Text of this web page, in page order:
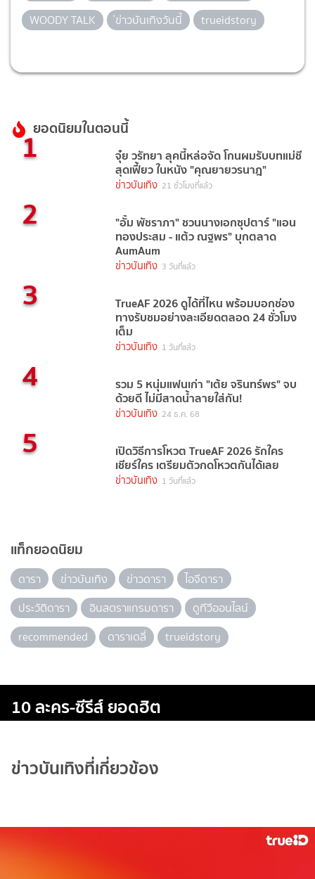
WOODY TALK
่ข่าวบันเทิงวันนี้ trueidstory
ยอดนิยมในตอนนี้
1 จุ๋ย วรัทยา ลุคนี้หล่อจัด โกนผมรับบทแม่ชี
สุดเฟี้ยว ในหนัง "คุณยายวรนาฎ"
ข่าวบันเทิง 21 ชั่วโมงที่แล้ว
2 "อั้ม พัชราภา" ชวนนางเอกซุปตาร์ "แอน
ทองประสม - แต้ว ณฐพร" บุกตลาด
AumAum
ข่าวบันเทิง 3 วันที่แล้ว
3 TrueAF 2026 ดูได้ที่ไหน พร้อมบอกช่อง
ทางรับชมอย่างละเอียดตลอด 24 ชั่วโมง
เต็ม
ข่าวบันเทิง 1 วันที่แล้ว
4 รวม 5 หนุ่มแฟนเก่า "เต้ย จรินทร์พร" จบ
ด้วยดี ไม่มีสาดน้ำลายใส่กัน!
ข่าวบันเทิง 24 ธ.ค. 68
5 เปิดวิธีการโหวต TrueAF 2026 รักใคร
เชียร์ใคร เตรียมตัวกดโหวตกันได้เลย
ข่าวบันเทิง 1 วันที่แล้ว
แท็กยอดนิยม
ดารา ข่าวบันเทิง ข่าวดารา
ไอจีดารา
ประวัติดารา
อินสตราแกรมดารา
ดูทีวีออนไลน์
recommended
ดาราเดลี่ trueidstory
10 ละคร-ซีรีส์ ยอดฮิต
ข่าวบันเทิงที่เกี่ยวข้อง